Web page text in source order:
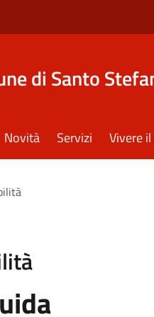
di Santo
Novità Servizi Vivere